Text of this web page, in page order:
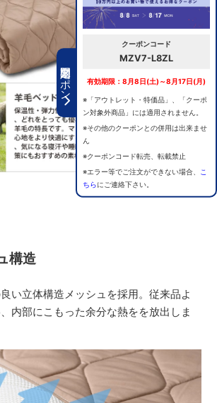
期間限定クーポン
クーポンコード
MZV7-L8ZL
有効期限：8月8日(土)～8月17日(月)
※「アウトレット・特価品」、「クーポ
ン対象外商品」には適用されません。
※その他のクーポンとの併用は出来ませ
ん
※クーポンコード転売、転載禁止
※エラー等でご注文ができない場合、
こ
ちらにご連絡下さい。
構造
い立体構造メッシュを採用。従来品よ
内部にこもった余分な熱をを放出しま